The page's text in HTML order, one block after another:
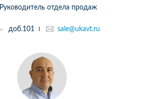
Руководитель отдела продаж
доб.101 sale@ukavt.ru